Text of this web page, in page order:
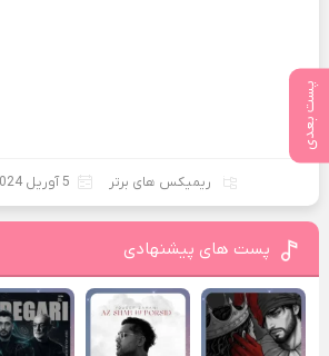
پست بعدی
ریمیکس های برتر 5 آوریل 2024
پست های پیشنهادی